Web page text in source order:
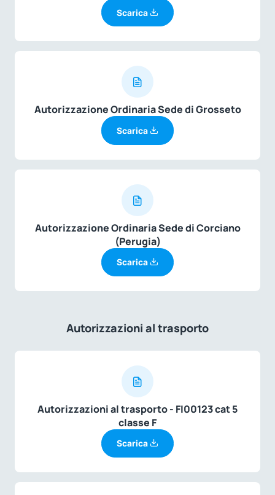
Scarica
Autorizzazione Ordinaria Sede di Grosseto
Scarica
Autorizzazione Ordinaria Sede di Corciano
(Perugia)
Scarica
Autorizzazioni al trasporto
Autorizzazioni al trasporto - FI00123 cat 5
classe F
Scarica